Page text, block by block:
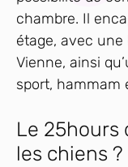
chambre. Il
étage, avec
Vienne, ainsi
sport, hammam
Le
les chiens ?